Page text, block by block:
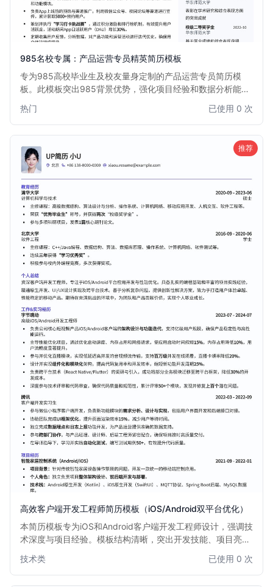
985名校专属：产品运营专员精英简历模板
专为985高校毕业生及校友量身定制的产品运营专员简历模
板。此模板突出985背景优势，强化项目经验和数据分析能
心仪Offer。
热门 已使用 0 次
推荐
高效客户端开发工程师简历模板（iOS/Android双平台优化）
本简历模板专为iOS和Android客户端开发工程师设计，强调技
术深度与项目经验。模板结构清晰，突出开发技能、项目亮点
或Android双平台开发经验的工程师。简洁专业的版面布局，
确保信息传达高效。
技术类 已使用 0 次